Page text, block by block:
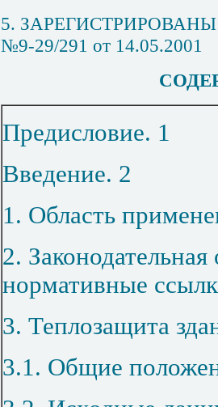
5. ЗАРЕГИСТРИРОВАНЫ
№9-29/291 от 14.05.2001
Предисловие. 1
Введение. 2
1. Область
2.
нормативные
3. Теплозащита
3.1. Общие